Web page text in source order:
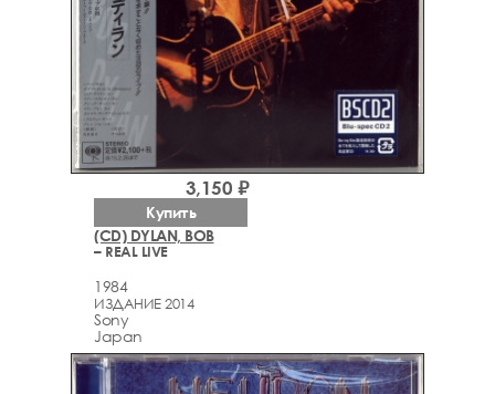
(CD) DYLAN, BOB
– REAL LIVE
1984
ИЗДАНИЕ 2014
Sony
Japan
3,150 ₽
Купить